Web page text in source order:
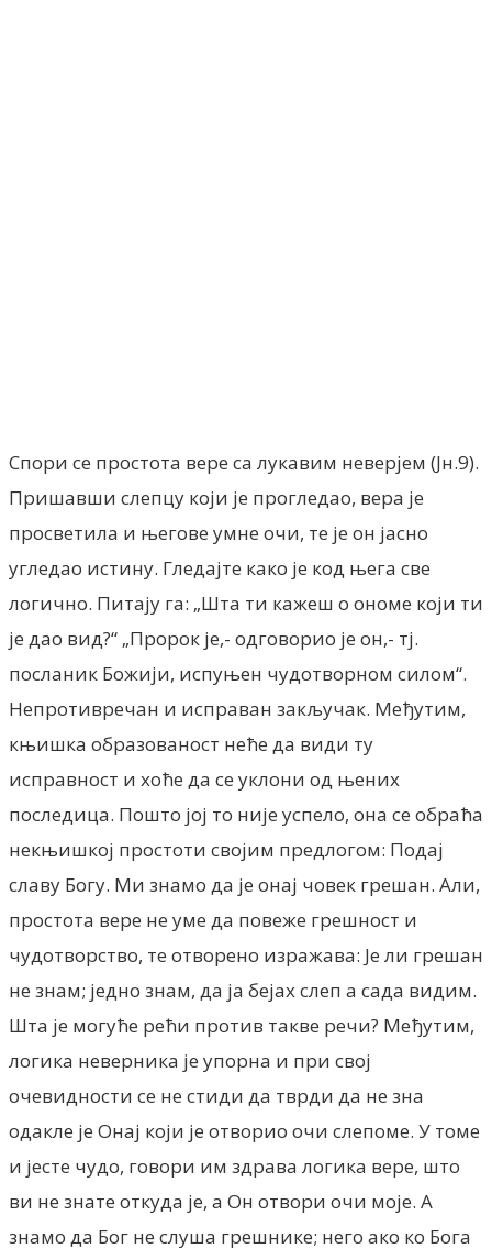
Спори се простота вере са лукавим неверјем (Јн.9).
Пришавши слепцу који је прогледао, вера је
просветила и његове умне очи, те је он јасно
угледао истину. Гледајте како је код њега све
логично. Питају га: „Шта ти кажеш о ономе који ти
је дао вид?“ „Пророк је,- одговорио је он,- тј.
посланик Божији, испуњен чудотворном силом“.
Непротивречан и исправан закључак. Међутим,
књишка образованост неће да види ту
исправност и xoћe да се уклони од њених
последица. Пошто јој то није успело, она се обраћа
некњишкој простоти својим предлогом: Подај
славу Богу. Ми знамо да је онај човек грешан. Али,
простота вере не уме да повеже грешност и
чудотворство, те отворено изражава: Је ли грешан
не знам; једно знам, да ја бејах слеп а сада видим.
Шта је могуће peћи против такве речи? Међутим,
логика неверника је упорна и при свој
очевидности се не стиди да тврди да не зна
одакле је Онај који је отворио очи слепоме. У томе
и јесте чудо, говори им здрава логика вере, што
ви не знате откуда је, а Он отвори очи моје. А
знамо да Бог не слуша грешнике; него ако ко Бога